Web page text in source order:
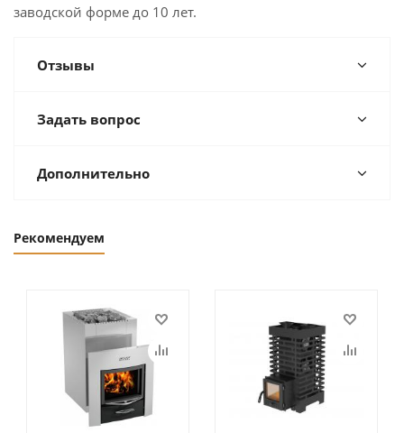
заводской форме до 10 лет.
Отзывы
Задать вопрос
Дополнительно
Рекомендуем